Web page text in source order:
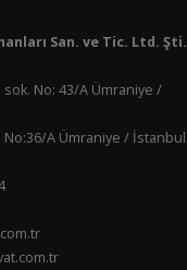
San. ve Tic. Ltd. Şti.
No: 43/A Ümraniye /
No:36/A Ümraniye / İstanbul